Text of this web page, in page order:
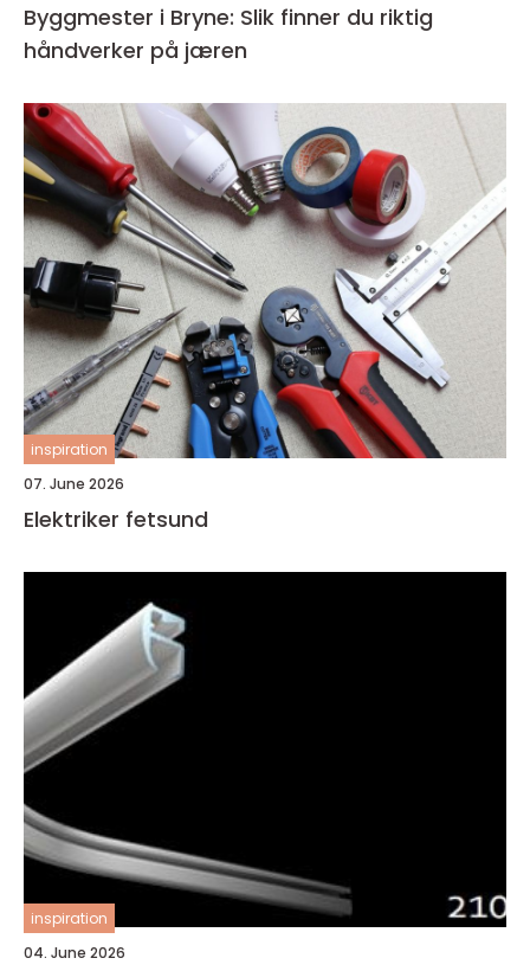
Byggmester i Bryne: Slik finner du riktig
håndverker på jæren
inspiration
07. June 2026
Elektriker fetsund
inspiration
04. June 2026